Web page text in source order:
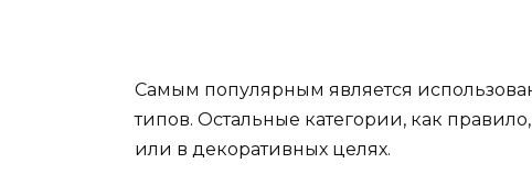
Самым популярным является
типов. Остальные категории, как
или в декоративных целях.